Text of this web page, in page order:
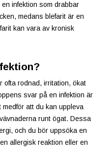
infektion som drabbar
medans blefarit är en
kan vara av kronisk
ofta rodnad, irritation, ökat
svar på en infektion är
medför att du kan uppleva
runt ögat. Dessa
och du bör uppsöka en
allergisk reaktion eller en